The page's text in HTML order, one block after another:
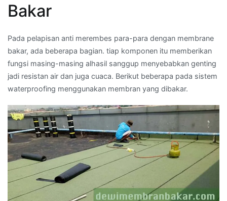
Bakar
Pada pelapisan anti merembes para-para dengan membrane
bakar, ada beberapa bagian. tiap komponen itu memberikan
fungsi masing-masing alhasil sanggup menyebabkan genting
jadi resistan air dan juga cuaca. Berikut beberapa pada sistem
waterproofing menggunakan membran yang dibakar.